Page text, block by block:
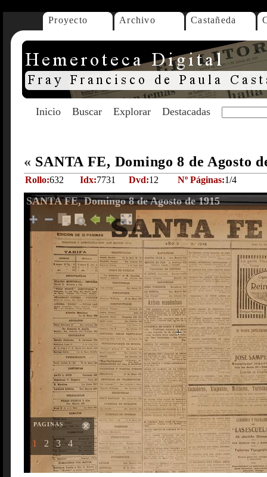
Proyecto Archivo Castañeda
Inicio Buscar Explorar Destacadas
« SANTA FE, Domingo 8 de Agosto
Rollo:632 Idx:7731 Dvd:12 Nº Páginas:1/4
SANTA FE, Domingo 8 de Agosto de 1915
PAGINAS
1 2 3 4